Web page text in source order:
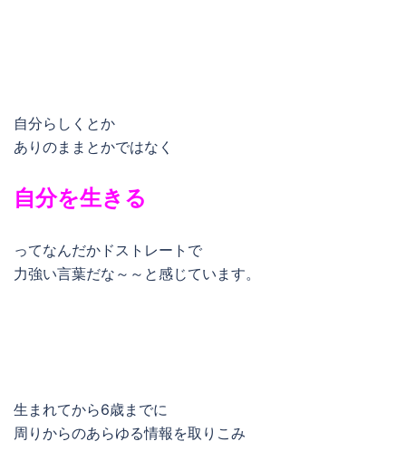
自分らしくとか
ありのままとかではなく
自分を生きる
ってなんだかドストレートで
力強い言葉だな～～と感じています。
生まれてから6歳までに
周りからのあらゆる情報を取りこみ